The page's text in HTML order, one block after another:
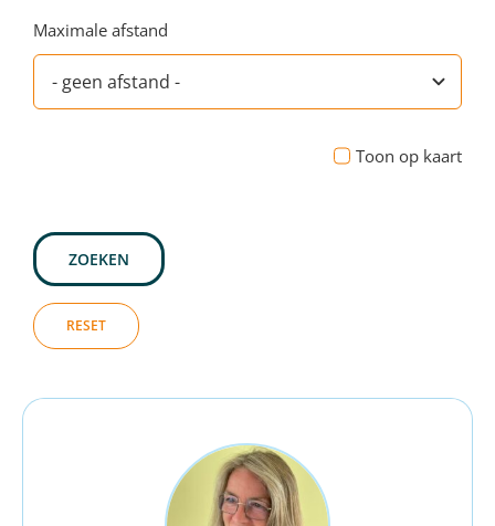
Maximale afstand
Toon op kaart
ZOEKEN
RESET